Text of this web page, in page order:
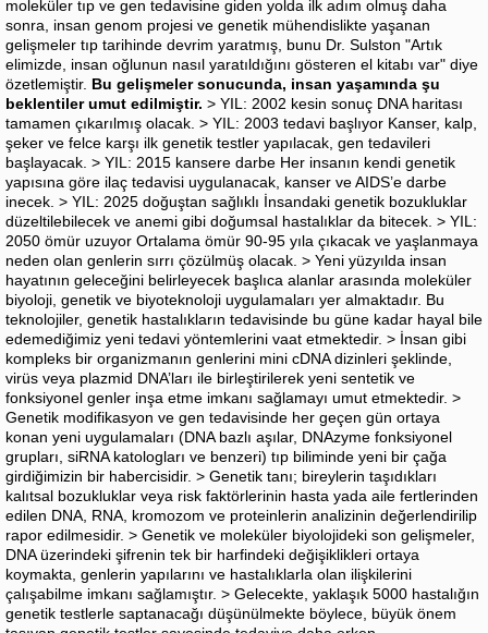
moleküler tıp ve gen tedavisine giden yolda ilk adım olmuş daha
sonra, insan genom projesi ve genetik mühendislikte yaşanan
gelişmeler tıp tarihinde devrim yaratmış, bunu Dr. Sulston "Artık
elimizde, insan oğlunun nasıl yaratıldığını gösteren el kitabı var" diye
özetlemiştir. Bu gelişmeler sonucunda, insan yaşamında şu
beklentiler umut edilmiştir. > YIL: 2002 kesin sonuç DNA haritası
tamamen çıkarılmış olacak. > YIL: 2003 tedavi başlıyor Kanser, kalp,
şeker ve felce karşı ilk genetik testler yapılacak, gen tedavileri
başlayacak. > YIL: 2015 kansere darbe Her insanın kendi genetik
yapısına göre ilaç tedavisi uygulanacak, kanser ve AIDS’e darbe
inecek. > YIL: 2025 doğuştan sağlıklı İnsandaki genetik bozukluklar
düzeltilebilecek ve anemi gibi doğumsal hastalıklar da bitecek. > YIL:
2050 ömür uzuyor Ortalama ömür 90-95 yıla çıkacak ve yaşlanmaya
neden olan genlerin sırrı çözülmüş olacak. > Yeni yüzyılda insan
hayatının geleceğini belirleyecek başlıca alanlar arasında moleküler
biyoloji, genetik ve biyoteknoloji uygulamaları yer almaktadır. Bu
teknolojiler, genetik hastalıkların tedavisinde bu güne kadar hayal bile
edemediğimiz yeni tedavi yöntemlerini vaat etmektedir. > İnsan gibi
kompleks bir organizmanın genlerini mini cDNA dizinleri şeklinde,
virüs veya plazmid DNA’ları ile birleştirilerek yeni sentetik ve
fonksiyonel genler inşa etme imkanı sağlamayı umut etmektedir. >
Genetik modifikasyon ve gen tedavisinde her geçen gün ortaya
konan yeni uygulamaları (DNA bazlı aşılar, DNAzyme fonksiyonel
grupları, siRNA katologları ve benzeri) tıp biliminde yeni bir çağa
girdiğimizin bir habercisidir. > Genetik tanı; bireylerin taşıdıkları
kalıtsal bozukluklar veya risk faktörlerinin hasta yada aile fertlerinden
edilen DNA, RNA, kromozom ve proteinlerin analizinin değerlendirilip
rapor edilmesidir. > Genetik ve moleküler biyolojideki son gelişmeler,
DNA üzerindeki şifrenin tek bir harfindeki değişiklikleri ortaya
koymakta, genlerin yapılarını ve hastalıklarla olan ilişkilerini
çalışabilme imkanı sağlamıştır. > Gelecekte, yaklaşık 5000 hastalığın
genetik testlerle saptanacağı düşünülmekte böylece, büyük önem